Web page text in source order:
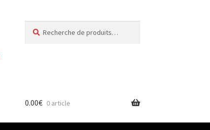
pour :
0.00€ 0 article